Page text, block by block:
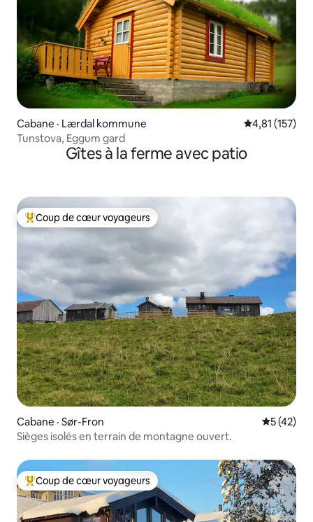
Cabane · Lærdal kommune Note
4,81 (157)
Tunstova, Eggum gard
Gîtes à la ferme avec patio
Coup de cœur voyageurs parmi les plus aimés
Coup de cœur voyageurs
Cabane · Sør-Fron Note
5 (42)
Sièges isolés en terrain de montagne ouvert.
Coup de cœur voyageurs parmi les plus aimés
Coup de cœur voyageurs